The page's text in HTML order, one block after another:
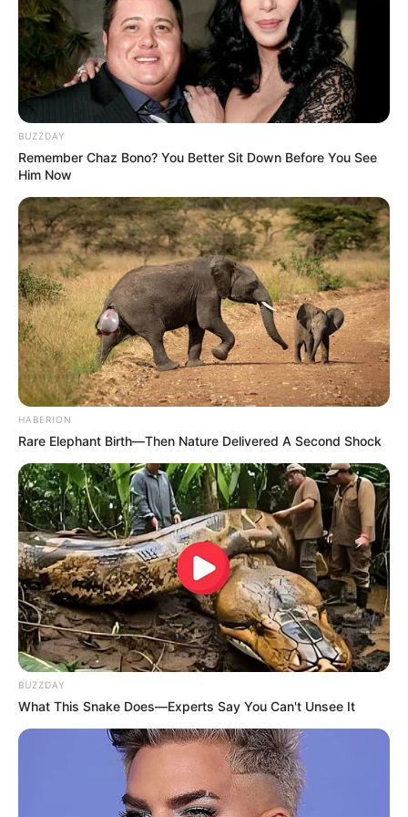
Anlage ist zusammen mit der
Schlosskirche und dem auf mehreren Terrassen
angelegten Schlossgarten eines der größten
Schlosskomplexe in Hessen und unserer Meinung nach
die schönste Schlossanlage dieses Bundeslandes.
Aschaffenburg
romanischem Kreuzgang besitzt die Stadt
am Main einmalige Schloss- und
Parkanlagen, unter denen dasSchloss Johannisburg
besonders herausragt. Für die Stadtbesichtigung ist der
Kauf einesReiseführers empfehlenswert.
Assmannshausen
Hohe Weinberge umgeben diesen direkt
am Mittelrhein liegenden, aus
Fachwerkhäusern bestehenden Ort, in
wird. Ebenso wie in Rüdesheim führt auch von hier ein
Sessellift zu den Aussichtspunkten im Niederwald.
Dausenau
Vom gegenüberliegenden Ufer der Lahn
aus hat man einen sehr ursprünglich
wirkenden Blick auf den historischen
Ortskern. Hierfür sorgt besonders der in vollständiger
Länge erhaltene mittelalterliche Mauerring. Auf einem
Rundwanderweg kann dieser auch aus der Nähe beäugt
werden.
Grünberg
Das Städtchen Grünberg ist ein
mittelalterliches Kleinod, dessen Stadtbild
von historischen Fachwerkhäusern und
BUZZDAY
Remember Chaz Bono? You Better Sit Down Before You See
Him Now
HABERION
Rare Elephant Birth—Then Nature Delivered A Second Shock
BUZZDAY
What This Snake Does—Experts Say You Can't Unsee It